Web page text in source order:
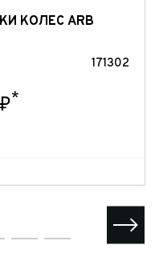
КОЛЕС ARB
171302
*